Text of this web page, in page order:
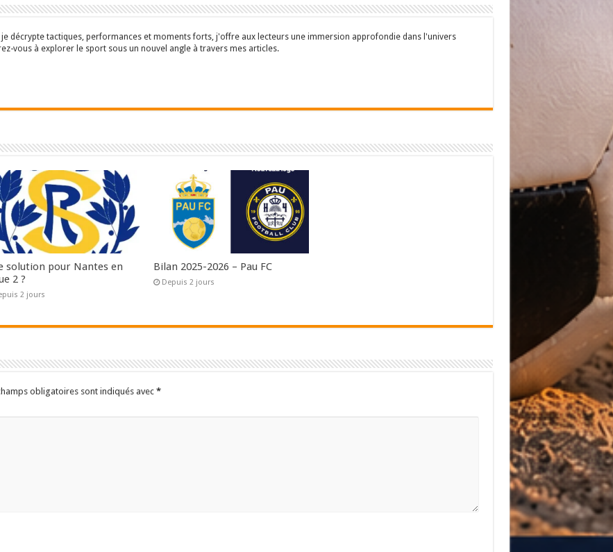
je décrypte tactiques, performances et moments forts, j'offre aux lecteurs une immersion approfondie dans l'univers
vous à explorer le sport sous un nouvel angle à travers mes articles.
solution pour Nantes en
2 ?
2 jours
Bilan 2025-2026 – Pau FC
Depuis 2 jours
obligatoires sont indiqués avec*